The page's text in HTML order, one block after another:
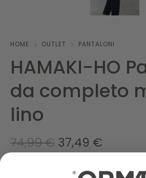
HOME OUTLET PANTALONI
HAMAKI-HO
da completo
lino
74,99€ 37,49 €